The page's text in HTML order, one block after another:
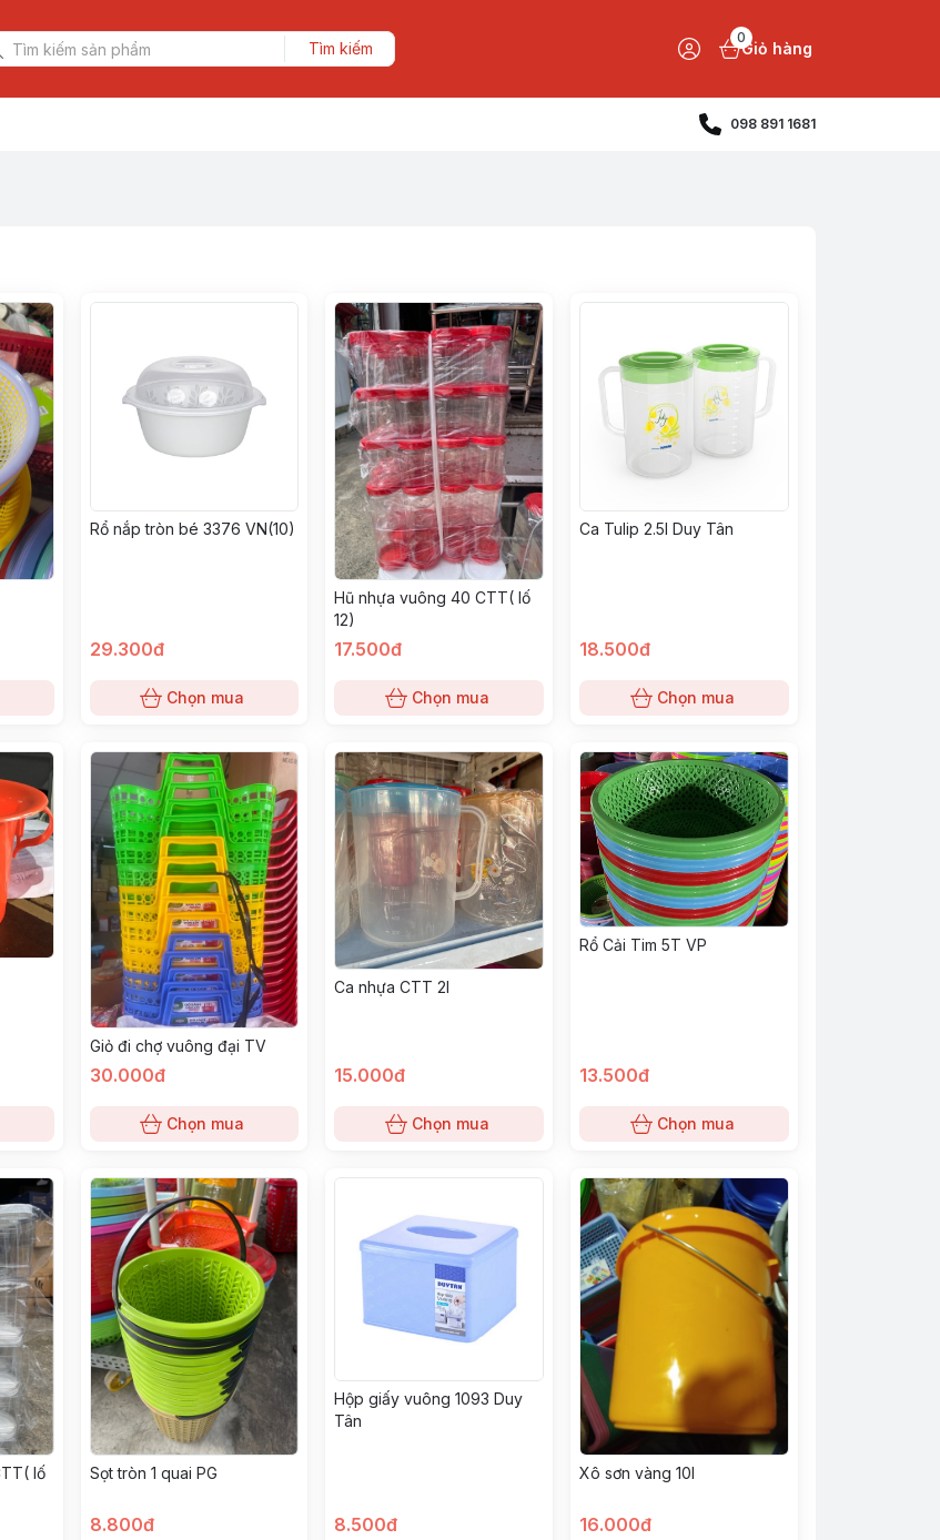
Tìm kiếm
0
Giỏ hàng
098 891 1681
Rổ nắp tròn bé 3376 VN(10)
29.300đ
Chọn mua
Hũ nhựa vuông 40 CTT( lố
12)
17.500đ
Chọn mua
Ca Tulip 2.5l Duy Tân
18.500đ
Chọn mua
Giỏ đi chợ vuông đại TV
30.000đ
Chọn mua
Ca nhựa CTT 2l
15.000đ
Chọn mua
Rổ Cải Tim 5T VP
13.500đ
Chọn mua
lố
Sọt tròn 1 quai PG
8.800đ
Hộp giấy vuông 1093 Duy
Tân
8.500đ
Xô sơn vàng 10l
16.000đ